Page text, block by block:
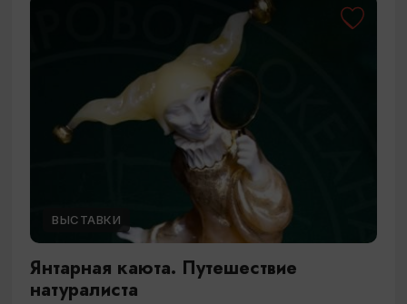
ВЫСТАВКИ
Янтарная каюта. Путешествие
натуралиста